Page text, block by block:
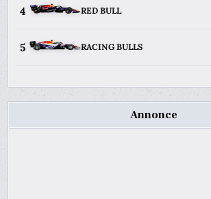
4 RED BULL
5 RACING BULLS
Annonce